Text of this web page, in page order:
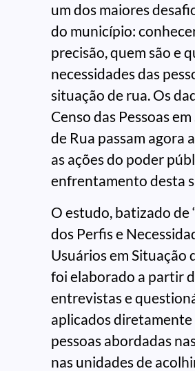
um dos maiores
do município:
precisão, quem são e
necessidades das
situação de rua. Os
Censo das Pessoas
de Rua passam agora
as ações do poder
enfrentamento desta
O estudo, batizado de
dos Perfis e
Usuários em Situação
foi elaborado a partir
entrevistas e
aplicados diretamente
pessoas abordadas
nas unidades de